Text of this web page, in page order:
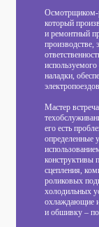
Осмотрщиком-
который
и ремонтный
производстве,
наладки,
Мастер
его есть
определенные
конструктивы
сцепления,
роликовых
холодильных
охлаждающие
и обшивку –